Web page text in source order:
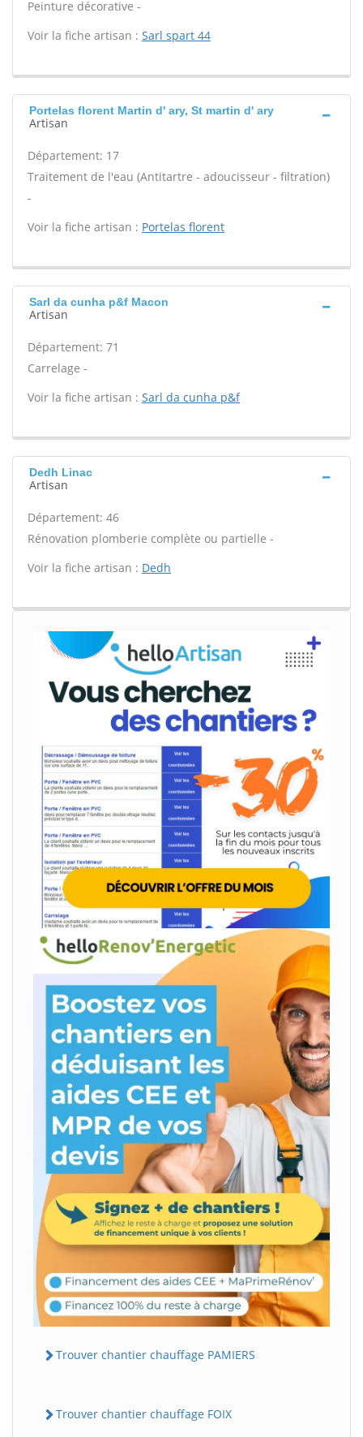
Peinture décorative -
Voir la fiche artisan : Sarl spart 44
Portelas florent Martin d' ary, St martin d' ary
Artisan
Département: 17
Traitement de l'eau (Antitartre - adoucisseur - filtration)
-
Voir la fiche artisan : Portelas florent
Sarl da cunha p&f Macon
Artisan
Département: 71
Carrelage -
Voir la fiche artisan : Sarl da cunha p&f
Dedh Linac
Artisan
Département: 46
Rénovation plomberie complète ou partielle -
Voir la fiche artisan : Dedh
Trouver chantier chauffage PAMIERS
Trouver chantier chauffage FOIX